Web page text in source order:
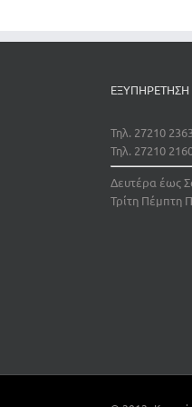
Τηλ. 27210
Τηλ. 27210
Δευτέρα έως
Τρίτη Πέμπτη